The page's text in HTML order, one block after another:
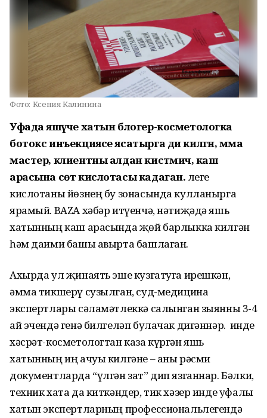
Фото: Ксения Калинина
Уфада яшәүче хатын блогер-косметологка
ботокс инъекциясе ясатырга ди килгән, әмма
мастер, клиентны алдан кисәтмичә, каш
арасына сөт кислотасы кадаган. Әлеге
кислотаны йөзнең бу зонасында кулланырга
ярамый. BAZA хәбәр итүенчә, нәтиҗәдә яшь
хатынның каш арасында җөй барлыкка килгән
һәм даими башы авырта башлаган.
Ахырда ул җинаять эше кузгатуга ирешкән,
әмма тикшерү сузылган, суд-медицина
экспертлары сәламәтлеккә салынган зыянны 3-4
ай эчендә генә билгеләп булачак дигәннәр. Ә инде
хәсрәт-косметологтан каза күргән яшь
хатынның иң ачуы килгәне – аны рәсми
документларда “үлгән зат” дип язганнар. Бәлки,
техник хата да киткәндер, тик хәзер инде уфалы
хатын экспертларның профессиональлегендә